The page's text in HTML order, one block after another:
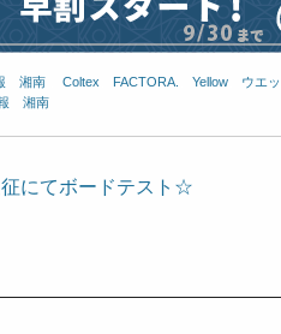
湘南 Coltex FACTORA. Yellow ウエ
湘南
にてボードテスト☆